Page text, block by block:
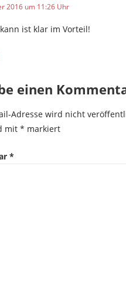
2016 um 11:26 Uhr
ist klar im Vorteil!
einen
Adresse wird nicht
mit * markiert
*